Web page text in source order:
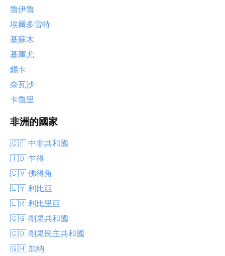
魯伊魯
埃爾多雷特
基蘇木
基庫尤
錫卡
奈瓦沙
卡魯里
非洲的國家
🇨🇫 中非共和國
🇹🇩 乍得
🇨🇻 佛得角
🇱🇾 利比亞
🇱🇷 利比里亞
🇨🇬 剛果共和國
🇨🇩 剛果民主共和國
🇬🇭 加納